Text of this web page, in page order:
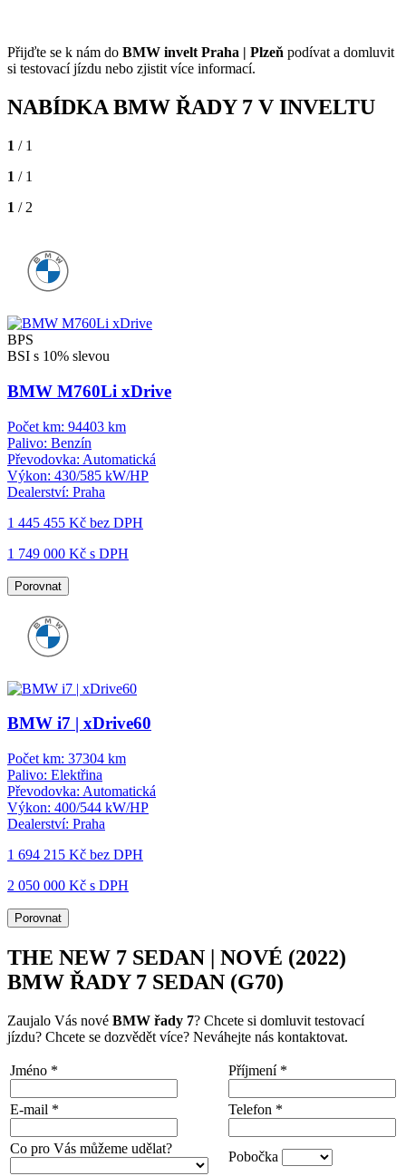
Přijďte se k nám do BMW invelt Praha | Plzeň podívat a domluvit
si testovací jízdu nebo zjistit více informací.
NABÍDKA BMW ŘADY 7 V INVELTU
1 / 1
1 / 1
1 / 2
BPS
BSI s 10% slevou
BMW M760Li xDrive
Počet km: 94403 km
Palivo: Benzín
Převodovka: Automatická
Výkon: 430/585 kW/HP
Dealerství: Praha
1 445 455 Kč bez DPH
1 749 000 Kč s DPH
Porovnat
BMW i7 | xDrive60
Počet km: 37304 km
Palivo: Elektřina
Převodovka: Automatická
Výkon: 400/544 kW/HP
Dealerství: Praha
1 694 215 Kč bez DPH
2 050 000 Kč s DPH
Porovnat
THE NEW 7 SEDAN | NOVÉ (2022)
BMW ŘADY 7 SEDAN (G70)
Zaujalo Vás nové BMW řady 7? Chcete si domluvit testovací
jízdu? Chcete se dozvědět více? Neváhejte nás kontaktovat.
Jméno * Příjmení *
E-mail * Telefon *
Co pro Vás můžeme udělat?
Pobočka